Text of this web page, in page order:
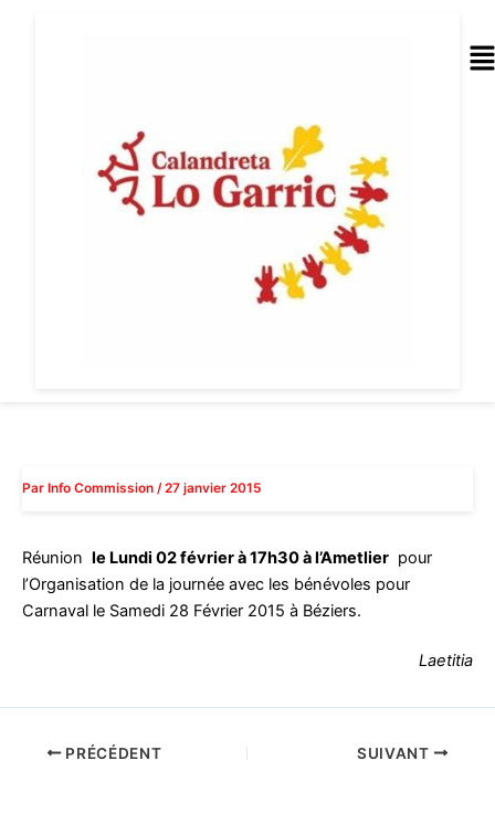
Par Info Commission /27 janvier 2015
Réunion le Lundi 02 février à 17h30 à l’Ametlier pour
l’Organisation de la journée avec les bénévoles pour
Carnaval le Samedi 28 Février 2015 à Béziers.
Laetitia
PRÉCÉDENT SUIVANT